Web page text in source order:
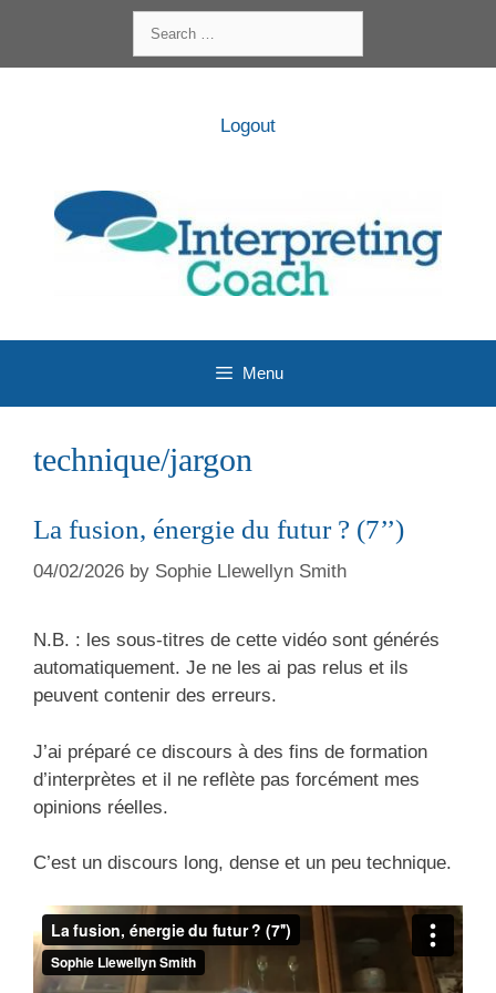
content
for:
Logout
Menu
technique/jargon
La fusion, énergie du futur ? (7’’)
04/02/2026 by Sophie Llewellyn Smith
N.B. : les sous-titres de cette vidéo sont générés
automatiquement. Je ne les ai pas relus et ils
peuvent contenir des erreurs.
J’ai préparé ce discours à des fins de formation
d’interprètes et il ne reflète pas forcément mes
opinions réelles.
C’est un discours long, dense et un peu technique.